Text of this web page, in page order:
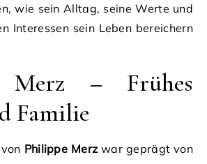
wie sein Alltag, seine Werte und
Interessen sein Leben bereichern
Merz – Frühes
Familie
Philippe Merzwar geprägt von